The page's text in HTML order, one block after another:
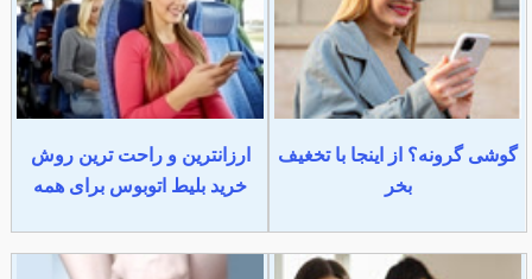
گوشی گرونه؟ از اینجا با تخغیف
بخر
ارزانترین و راحت ترین روش
خرید بلیط اتوبوس برای همه